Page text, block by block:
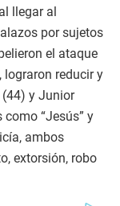
llegar al
por sujetos
el ataque
lograron reducir y
(44) y Junior
“Jesús” y
ambos
extorsión, robo